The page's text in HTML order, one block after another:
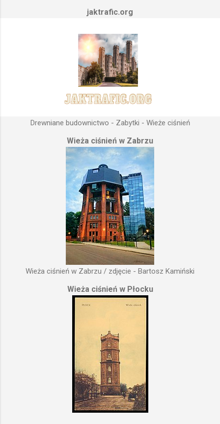
jaktrafic.org
Drewniane budownictwo - Zabytki - Wieże ciśnień
Wieża ciśnień w Zabrzu
Wieża ciśnień w Zabrzu / zdjęcie - Bartosz Kamiński
Wieża ciśnień w Płocku